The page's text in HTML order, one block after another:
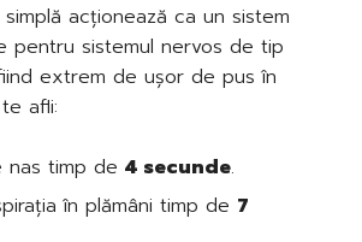
acționează ca un sistem
pentru sistemul nervos de tip
extrem de ușor de pus în
afli:
nas timp de 4 secunde.
în plămâni timp de 7